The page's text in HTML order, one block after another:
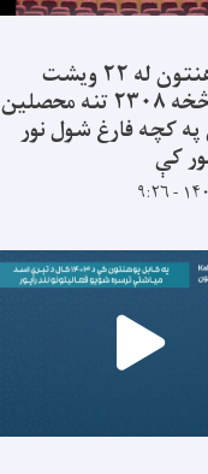
د کابل پوهنتون له ۲۲ ویشت
پوهنځیو څخه ۲۳۰۸ تنه محصلین
کچه فارغ شول نور
کې